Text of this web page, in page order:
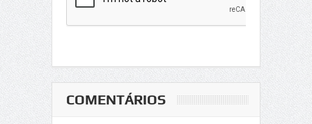
COMENTÁRIOS